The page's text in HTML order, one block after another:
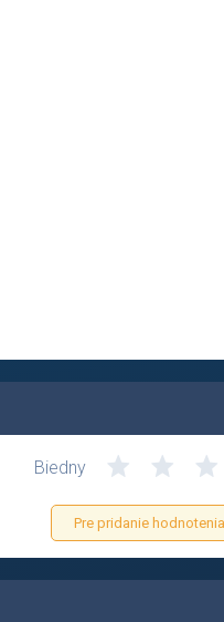
Biedny
Pre pridanie